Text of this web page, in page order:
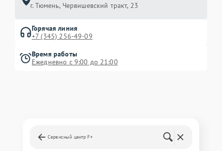
г. Тюмень, ​Червишевский тракт, 23
Горячая линия
+7 (345) 256-49-09
Время работы
Ежедневно с 9:00 до 21:00
Сервисный центр F+